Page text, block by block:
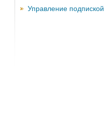
Управление подпиской